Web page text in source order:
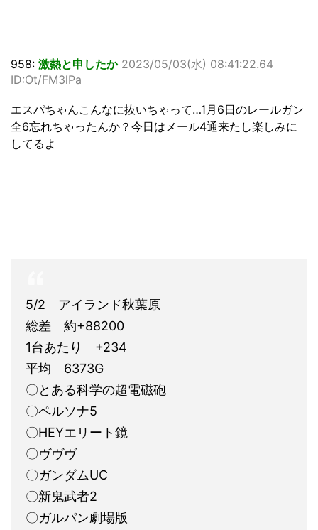
958: 激熱と申したか 2023/05/03(水) 08:41:22.64
ID:Ot/FM3lPa
エスパちゃんこんなに抜いちゃって…1月6日のレールガン
全6忘れちゃったんか？今日はメール4通来たし楽しみに
してるよ
5/2 アイランド秋葉原
総差 約+88200
1台あたり +234
平均 6373G
〇とある科学の超電磁砲
〇ペルソナ5
〇HEYエリート鏡
〇ヴヴヴ
〇ガンダムUC
〇新鬼武者2
〇ガルパン劇場版